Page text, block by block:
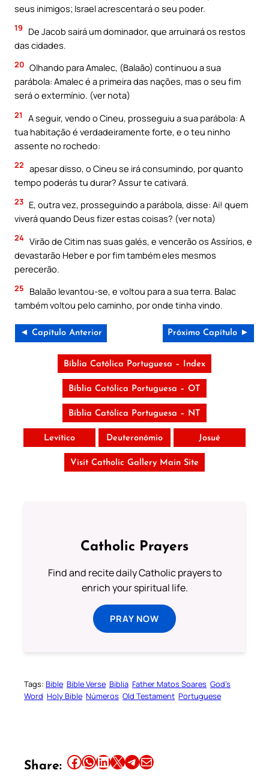
seus inimigos; Israel acrescentará o seu poder.
19
De Jacob sairá um dominador, que arruinará os restos
das cidades.
20 Olhando para Amalec, (Balaão) continuou a sua
parábola: Amalec é a primeira das nações, mas o seu fim
será o extermínio. (ver nota)
21
A seguir, vendo o Cineu, prosseguiu a sua parábola: A
tua habitação é verdadeiramente forte, e o teu ninho
assente no rochedo:
22 apesar disso, o Cineu se irá consumindo, por quanto
tempo poderás tu durar? Assur te cativará.
23 E, outra vez, prosseguindo a parábola, disse: Ai! quem
viverá quando Deus fizer estas coisas? (ver nota)
24 Virão de Citim nas suas galés, e vencerão os Assírios, e
devastarão Heber e por fim também eles mesmos
perecerão.
25
Balaão levantou-se, e voltou para a sua terra. Balac
também voltou pelo caminho, por onde tinha vindo.
◄ Capítulo Anterior Próximo Capítulo ►
Bíblia Católica Portuguesa – Index
Bíblia Católica Portuguesa – OT
Bíblia Católica Portuguesa – NT
Levítico Deuteronómio Josué
Visit Catholic Gallery Main Site
Catholic Prayers
Find and recite daily Catholic prayers to
enrich your spiritual life.
PRAY NOW
Tags: Bible Bible Verse Biblia Father Matos Soares God’s
Word Holy Bible Números Old Testament Portuguese
Share: Share this article on Facebook Share this article on WhatsApp Share this article on LinkedIn Share this article on X Share this article on TelegramEmail this Article